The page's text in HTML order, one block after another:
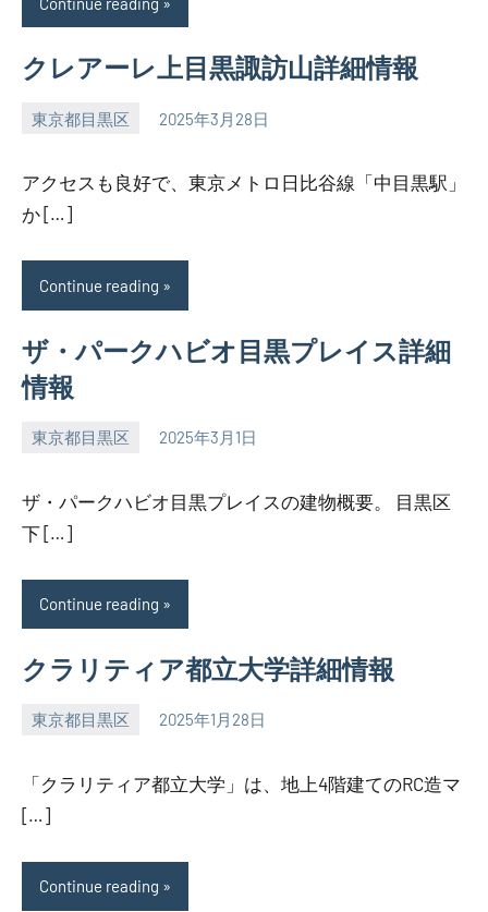
クレアーレ上目黒諏訪山詳細情報
東京都目黒区 2025年3月28日
SEZIMO
アクセスも良好で、東京メトロ日比谷線「中目黒駅」
か […]
Continue reading
ザ・パークハビオ目黒プレイス詳細
情報
東京都目黒区 2025年3月1日
SEZIMO
ザ・パークハビオ目黒プレイスの建物概要。 目黒区
下 […]
Continue reading
クラリティア都立大学詳細情報
東京都目黒区 2025年1月28日
SEZIMO
「クラリティア都立大学」は、地上4階建てのRC造マ
[…]
Continue reading